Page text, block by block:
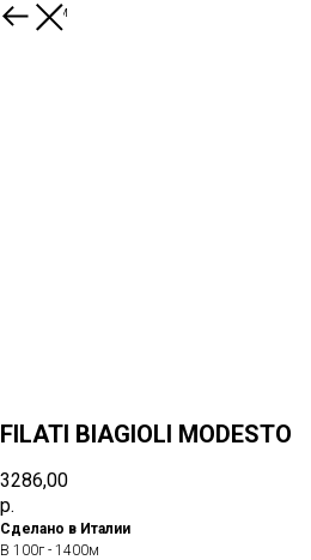
К товарам
FILATI BIAGIOLI MODESTO
3286,00
р.
Сделано в Италии
В 100г - 1400м